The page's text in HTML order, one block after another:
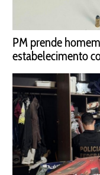
PM prende
estabelecimento